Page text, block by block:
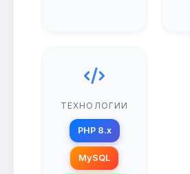
ТЕХНОЛОГИИ
PHP 8.x
MySQL